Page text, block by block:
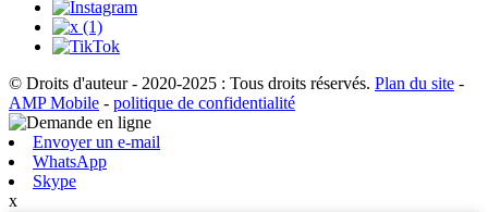
© Droits d'auteur - 2020-2025 : Tous droits réservés. Plan du site -
AMP Mobile - politique de confidentialité
Envoyer un e-mail
WhatsApp
Skype
x